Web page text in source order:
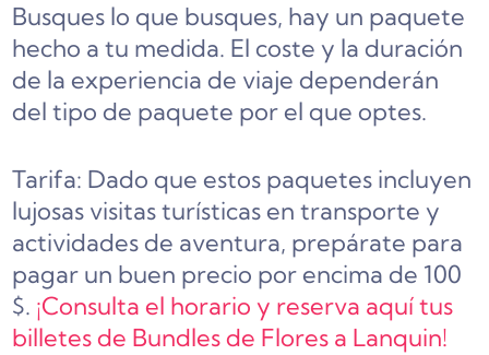
Busques lo que busques, hay un paquete
hecho a tu medida. El coste y la duración
de la experiencia de viaje dependerán
del tipo de paquete por el que optes.
Tarifa: Dado que estos paquetes incluyen
lujosas visitas turísticas en transporte y
actividades de aventura, prepárate para
pagar un buen precio por encima de 100
$. ¡Consulta el horario y reserva aquí tus
billetes de Bundles de Flores a Lanquin!